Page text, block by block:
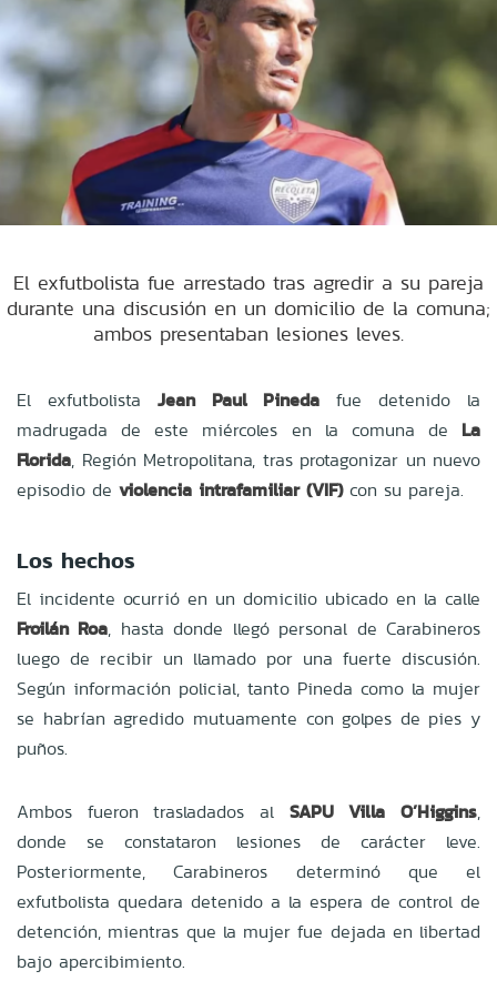
El exfutbolista fue arrestado tras agredir a su pareja
durante una discusión en un domicilio de la comuna;
ambos presentaban lesiones leves.
El exfutbolista Jean Paul Pineda fue detenido la
madrugada de este miércoles en la comuna de La
Florida, Región Metropolitana, tras protagonizar un nuevo
episodio de violencia intrafamiliar (VIF)con su pareja.
Los hechos
El incidente ocurrió en un domicilio ubicado en la calle
Froilán Roa, hasta donde llegó personal de Carabineros
luego de recibir un llamado por una fuerte discusión.
Según información policial, tanto Pineda como la mujer
se habrían agredido mutuamente con golpes de pies y
puños.
Ambos fueron trasladados al SAPU Villa O’Higgins,
donde se constataron lesiones de carácter leve.
Posteriormente, Carabineros determinó que el
exfutbolista quedara detenido a la espera de control de
detención, mientras que la mujer fue dejada en libertad
bajo apercibimiento.